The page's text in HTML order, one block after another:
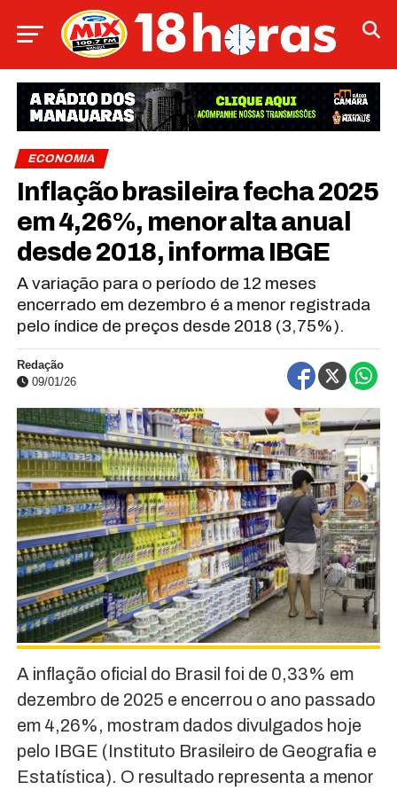
ECONOMIA
Inflação brasileira fecha 2025
em 4,26%, menor alta anual
desde 2018, informa IBGE
A variação para o período de 12 meses
encerrado em dezembro é a menor registrada
pelo índice de preços desde 2018 (3,75%).
Redação
09/01/26
A inflação oficial do Brasil foi de 0,33% em
dezembro de 2025 e encerrou o ano passado
em 4,26%, mostram dados divulgados hoje
pelo IBGE (Instituto Brasileiro de Geografia e
Estatística). O resultado representa a menor